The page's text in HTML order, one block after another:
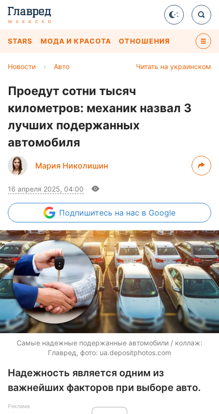
STARS МОДА И КРАСОТА ОТНОШЕНИЯ
Читать на украинском
Новости › Авто
Проедут сотни тысяч
километров: механик назвал 3
лучших подержанных
автомобиля
Мария Николишин
16 апреля 2025, 04:00
Подпишитесь на нас в Google
Самые надежные подержанные автомобили / коллаж:
Главред, фото: ua.depositphotos.com
Надежность является одним из
важнейших факторов при выборе авто.
Реклама